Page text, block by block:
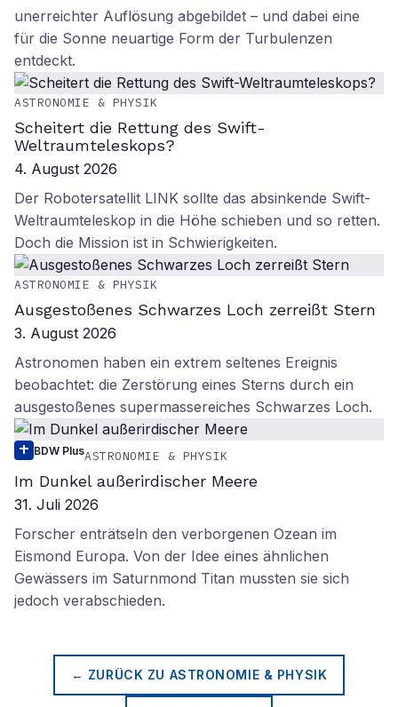
unerreichter Auflösung abgebildet – und dabei eine
für die Sonne neuartige Form der Turbulenzen
entdeckt.
ASTRONOMIE & PHYSIK
Scheitert die Rettung des Swift-
Weltraumteleskops?
4. August 2026
Der Robotersatellit LINK sollte das absinkende Swift-
Weltraumteleskop in die Höhe schieben und so retten.
Doch die Mission ist in Schwierigkeiten.
ASTRONOMIE & PHYSIK
Ausgestoßenes Schwarzes Loch zerreißt Stern
3. August 2026
Astronomen haben ein extrem seltenes Ereignis
beobachtet: die Zerstörung eines Sterns durch ein
ausgestoßenes supermassereiches Schwarzes Loch.
BDW PlusASTRONOMIE & PHYSIK
Im Dunkel außerirdischer Meere
31. Juli 2026
Forscher enträtseln den verborgenen Ozean im
Eismond Europa. Von der Idee eines ähnlichen
Gewässers im Saturnmond Titan mussten sie sich
jedoch verabschieden.
← ZURÜCK ZU ASTRONOMIE & PHYSIK